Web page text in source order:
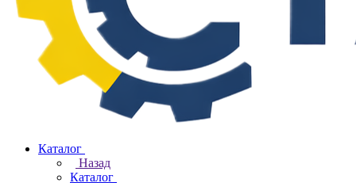
Каталог
Назад
Каталог